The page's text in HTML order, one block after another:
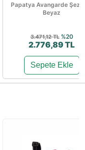
Papatya Avangarde
Beyaz
3.471,12 TL %20
2.776,89 TL
Sepete Ekle